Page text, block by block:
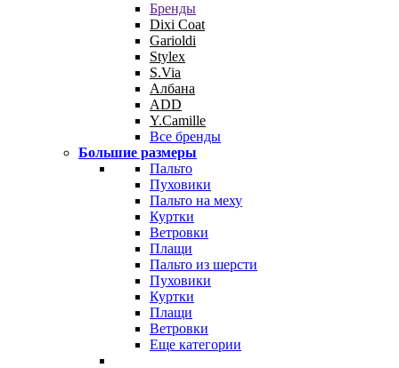
Бренды
Dixi Coat
Garioldi
Stylex
S.Via
Албана
ADD
Y.Camille
Все бренды
Большие размеры
Пальто
Пуховики
Пальто на меху
Куртки
Ветровки
Плащи
Пальто из шерсти
Пуховики
Куртки
Плащи
Ветровки
Еще категории